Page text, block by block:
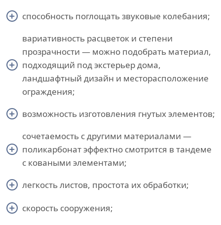
способность поглощать звуковые колебания;
вариативность расцветок и степени
прозрачности — можно подобрать материал,
подходящий под экстерьер дома,
ландшафтный дизайн и месторасположение
ограждения;
возможность изготовления гнутых элементов;
сочетаемость с другими материалами —
поликарбонат эффектно смотрится в тандеме
с коваными элементами;
легкость листов, простота их обработки;
скорость сооружения;